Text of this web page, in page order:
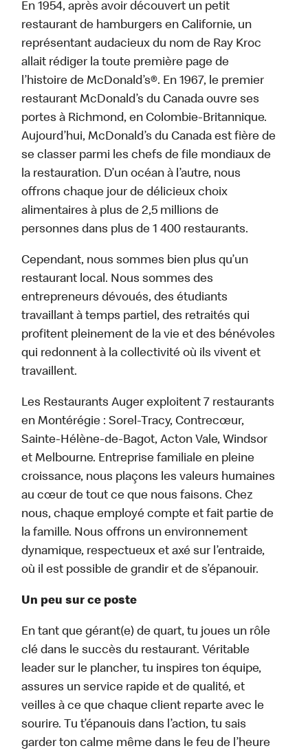
En 1954, après avoir découvert un petit
restaurant de hamburgers en Californie, un
représentant audacieux du nom de Ray Kroc
allait rédiger la toute première page de
l’histoire de McDonald’s®. En 1967, le premier
restaurant McDonald’s du Canada ouvre ses
portes à Richmond, en Colombie-Britannique.
Aujourd’hui, McDonald’s du Canada est fière de
se classer parmi les chefs de file mondiaux de
la restauration. D’un océan à l’autre, nous
offrons chaque jour de délicieux choix
alimentaires à plus de 2,5 millions de
personnes dans plus de 1 400 restaurants.
Cependant, nous sommes bien plus qu’un
restaurant local. Nous sommes des
entrepreneurs dévoués, des étudiants
travaillant à temps partiel, des retraités qui
profitent pleinement de la vie et des bénévoles
qui redonnent à la collectivité où ils vivent et
travaillent.
Les Restaurants Auger exploitent 7 restaurants
en Montérégie : Sorel-Tracy, Contrecœur,
Sainte-Hélène-de-Bagot, Acton Vale, Windsor
et Melbourne. Entreprise familiale en pleine
croissance, nous plaçons les valeurs humaines
au cœur de tout ce que nous faisons. Chez
nous, chaque employé compte et fait partie de
la famille. Nous offrons un environnement
dynamique, respectueux et axé sur l’entraide,
où il est possible de grandir et de s’épanouir.
Un peu sur ce poste
En tant que gérant(e) de quart, tu joues un rôle
clé dans le succès du restaurant. Véritable
leader sur le plancher, tu inspires ton équipe,
assures un service rapide et de qualité, et
veilles à ce que chaque client reparte avec le
sourire. Tu t’épanouis dans l’action, tu sais
garder ton calme même dans le feu de l’heure